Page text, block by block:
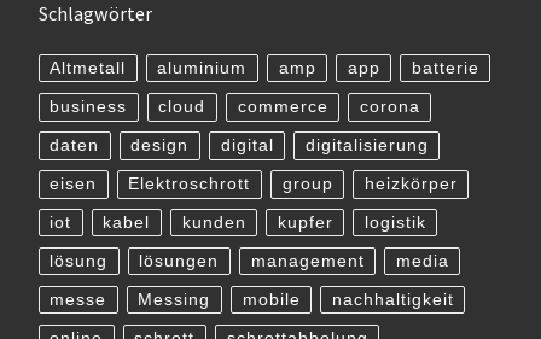
Schlagwörter
Altmetall aluminium amp app batterie
business cloud commerce corona
daten design digital digitalisierung
eisen Elektroschrott group heizkörper
iot kabel kunden kupfer logistik
lösung lösungen management media
messe Messing mobile nachhaltigkeit